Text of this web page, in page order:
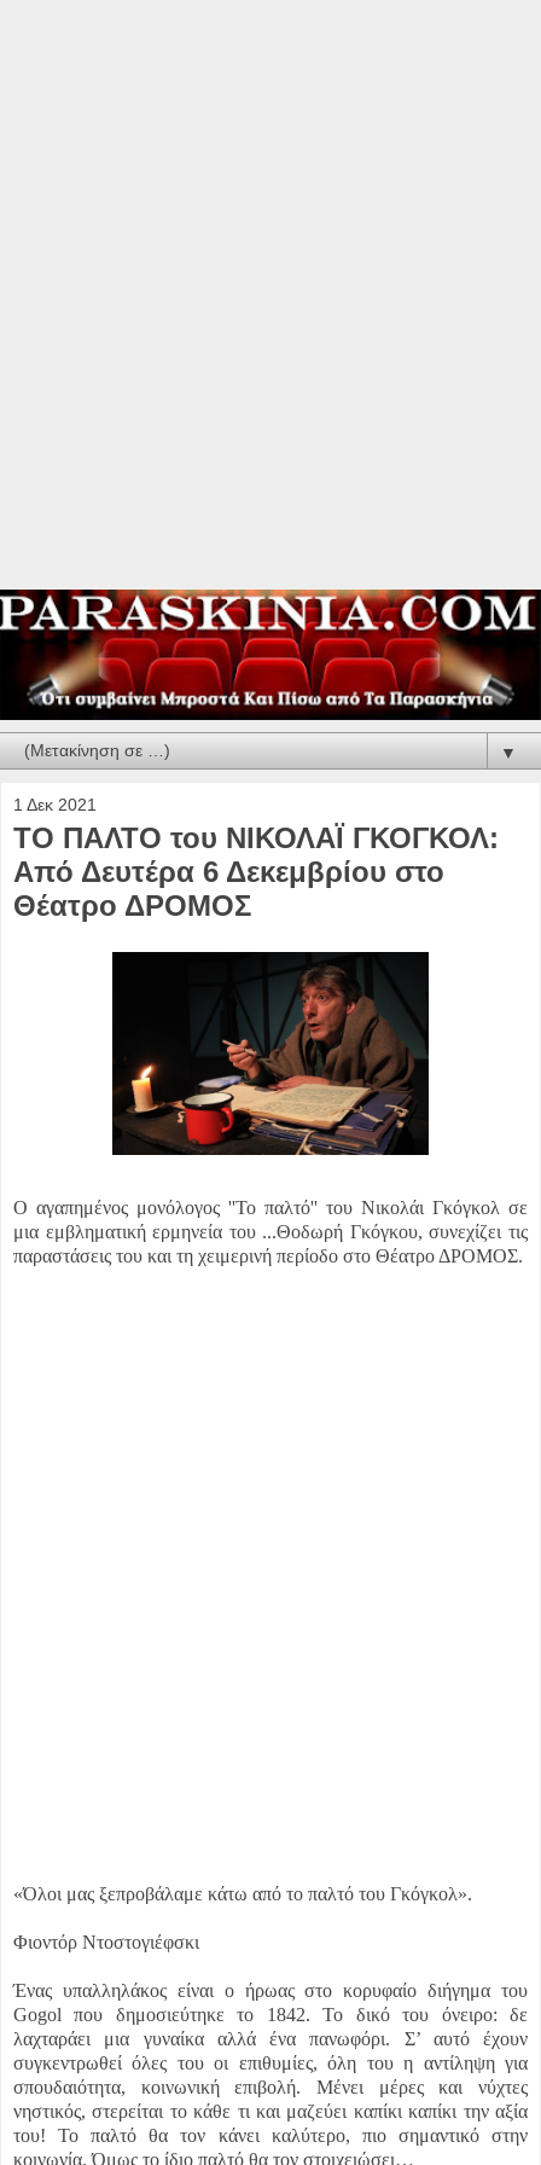
▼
1 Δεκ 2021
ΤΟ ΠΑΛΤΟ του ΝΙΚΟΛΑΪ ΓΚΟΓΚΟΛ:
Από Δευτέρα 6 Δεκεμβρίου στο
Θέατρο ΔΡΟΜΟΣ
Ο αγαπημένος μονόλογος ''Το παλτό'' του Νικολάι Γκόγκολ σε
μια εμβληματική ερμηνεία του ...Θοδωρή Γκόγκου, συνεχίζει τις
παραστάσεις του και τη χειμερινή περίοδο στο Θέατρο ΔΡΟΜΟΣ.
«Όλοι μας ξεπροβάλαμε κάτω από το παλτό του Γκόγκολ».
Φιοντόρ Ντοστογιέφσκι
Ένας υπαλληλάκος είναι ο ήρωας στο κορυφαίο διήγημα του
Gogol που δημοσιεύτηκε το 1842. Το δικό του όνειρο: δε
λαχταράει μια γυναίκα αλλά ένα πανωφόρι. Σ’ αυτό έχουν
συγκεντρωθεί όλες του οι επιθυμίες, όλη του η αντίληψη για
σπουδαιότητα, κοινωνική επιβολή. Μένει μέρες και νύχτες
νηστικός, στερείται το κάθε τι και μαζεύει καπίκι καπίκι την αξία
του! Το παλτό θα τον κάνει καλύτερο, πιο σημαντικό στην
κοινωνία. Όμως το ίδιο παλτό θα τον στοιχειώσει…